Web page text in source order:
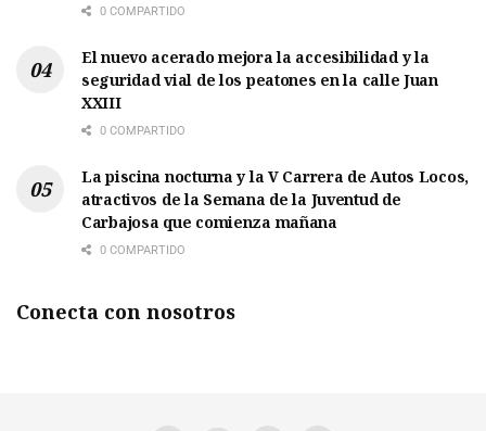
0 COMPARTIDO
El nuevo acerado mejora la accesibilidad y la
seguridad vial de los peatones en la calle Juan
XXIII
0 COMPARTIDO
La piscina nocturna y la V Carrera de Autos Locos,
atractivos de la Semana de la Juventud de
Carbajosa que comienza mañana
0 COMPARTIDO
Conecta con nosotros